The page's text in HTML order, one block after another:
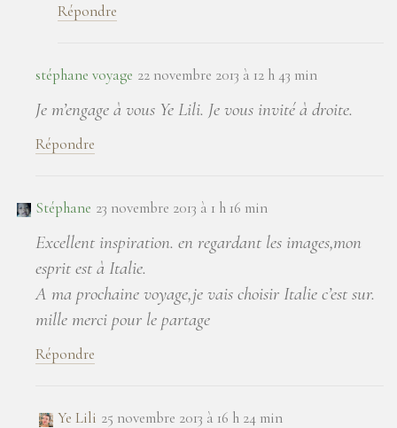
Répondre
stéphane voyage 22 novembre 2013 à 12 h 43 min
Je m’engage à vous Ye Lili. Je vous invité à droite.
Répondre
Stéphane 23 novembre 2013 à 1 h 16 min
Excellent inspiration. en regardant les images,mon
esprit est à Italie.
A ma prochaine voyage,je vais choisir Italie c’est sur.
mille merci pour le partage
Répondre
Ye Lili 25 novembre 2013 à 16 h 24 min